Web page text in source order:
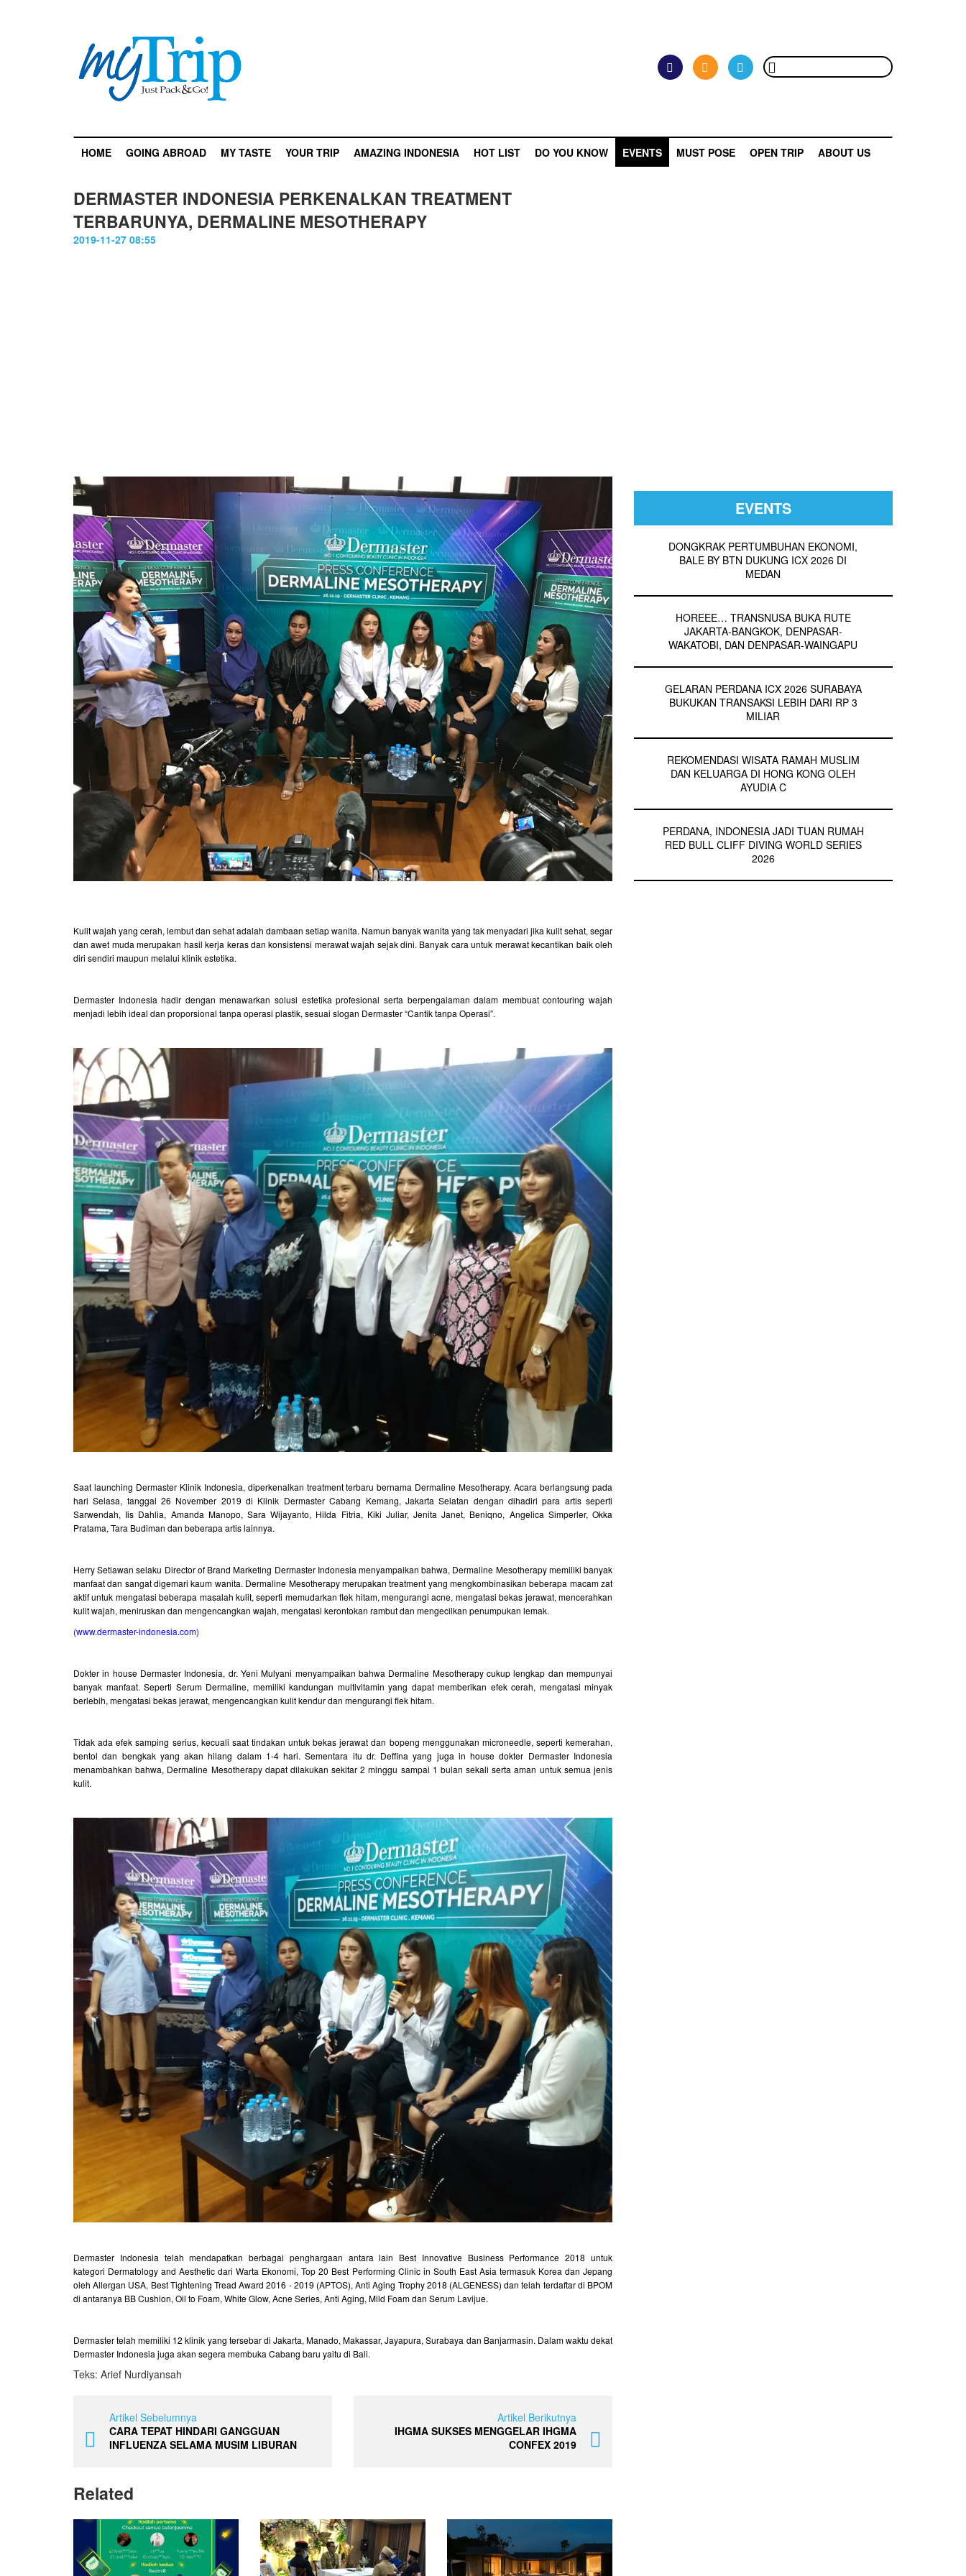
HOME GOING ABROAD MY TASTE YOUR TRIP AMAZING INDONESIA HOT LIST DO YOU KNOW EVENTS MUST POSE OPEN TRIP ABOUT US
DERMASTER INDONESIA PERKENALKAN TREATMENT
TERBARUNYA, DERMALINE MESOTHERAPY
2019-11-27 08:55
Kulit wajah yang cerah, lembut dan sehat adalah dambaan setiap wanita. Namun banyak wanita yang tak menyadari jika kulit sehat, segar
dan awet muda merupakan hasil kerja keras dan konsistensi merawat wajah sejak dini. Banyak cara untuk merawat kecantikan baik oleh
diri sendiri maupun melalui klinik estetika.
Dermaster Indonesia hadir dengan menawarkan solusi estetika profesional serta berpengalaman dalam membuat contouring wajah
menjadi lebih ideal dan proporsional tanpa operasi plastik, sesuai slogan Dermaster “Cantik tanpa Operasi”.
Saat launching Dermaster Klinik Indonesia, diperkenalkan treatment terbaru bernama Dermaline Mesotherapy. Acara berlangsung pada
hari Selasa, tanggal 26 November 2019 di Klinik Dermaster Cabang Kemang, Jakarta Selatan dengan dihadiri para artis seperti
Sarwendah, Iis Dahlia, Amanda Manopo, Sara Wijayanto, Hilda Fitria, Kiki Juliar, Jenita Janet, Beniqno, Angelica Simperler, Okka
Pratama, Tara Budiman dan beberapa artis lainnya.
Herry Setiawan selaku Director of Brand Marketing Dermaster Indonesia menyampaikan bahwa, Dermaline Mesotherapy memiliki banyak
manfaat dan sangat digemari kaum wanita. Dermaline Mesotherapy merupakan treatment yang mengkombinasikan beberapa macam zat
aktif untuk mengatasi beberapa masalah kulit, seperti memudarkan flek hitam, mengurangi acne, mengatasi bekas jerawat, mencerahkan
kulit wajah, meniruskan dan mengencangkan wajah, mengatasi kerontokan rambut dan mengecilkan penumpukan lemak.
(www.dermaster-indonesia.com)
Dokter in house Dermaster Indonesia, dr. Yeni Mulyani menyampaikan bahwa Dermaline Mesotherapy cukup lengkap dan mempunyai
banyak manfaat. Seperti Serum Dermaline, memiliki kandungan multivitamin yang dapat memberikan efek cerah, mengatasi minyak
berlebih, mengatasi bekas jerawat, mengencangkan kulit kendur dan mengurangi flek hitam.
Tidak ada efek samping serius, kecuali saat tindakan untuk bekas jerawat dan bopeng menggunakan microneedle, seperti kemerahan,
bentol dan bengkak yang akan hilang dalam 1-4 hari. Sementara itu dr. Deffina yang juga in house dokter Dermaster Indonesia
menambahkan bahwa, Dermaline Mesotherapy dapat dilakukan sekitar 2 minggu sampai 1 bulan sekali serta aman untuk semua jenis
kulit.
Dermaster Indonesia telah mendapatkan berbagai penghargaan antara lain Best Innovative Business Performance 2018 untuk
kategori Dermatology and Aesthetic dari Warta Ekonomi, Top 20 Best Performing Clinic in South East Asia termasuk Korea dan Jepang
oleh Allergan USA, Best Tightening Tread Award 2016 - 2019 (APTOS), Anti Aging Trophy 2018 (ALGENESS) dan telah terdaftar di BPOM
di antaranya BB Cushion, Oil to Foam, White Glow, Acne Series, Anti Aging, Mild Foam dan Serum Lavijue.
Dermaster telah memiliki 12 klinik yang tersebar di Jakarta, Manado, Makassar, Jayapura, Surabaya dan Banjarmasin. Dalam waktu dekat
Dermaster Indonesia juga akan segera membuka Cabang baru yaitu di Bali.
Teks: Arief Nurdiyansah
Artikel Sebelumnya
CARA TEPAT HINDARI GANGGUAN
INFLUENZA SELAMA MUSIM LIBURAN
Artikel Berikutnya
IHGMA SUKSES MENGGELAR IHGMA
CONFEX 2019
Related
EVENTS
DONGKRAK PERTUMBUHAN EKONOMI,
BALE BY BTN DUKUNG ICX 2026 DI
MEDAN
HOREEE… TRANSNUSA BUKA RUTE
JAKARTA-BANGKOK, DENPASAR-
WAKATOBI, DAN DENPASAR-WAINGAPU
GELARAN PERDANA ICX 2026 SURABAYA
BUKUKAN TRANSAKSI LEBIH DARI RP 3
MILIAR
REKOMENDASI WISATA RAMAH MUSLIM
DAN KELUARGA DI HONG KONG OLEH
AYUDIA C
PERDANA, INDONESIA JADI TUAN RUMAH
RED BULL CLIFF DIVING WORLD SERIES
2026